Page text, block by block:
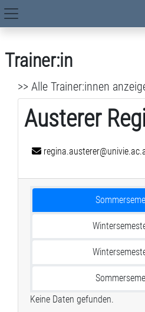
Zum Hauptinhalt
Hauptnavigation
Trainer:in
>> Alle Trainer:innen
Austerer
Keine Daten gefunden.